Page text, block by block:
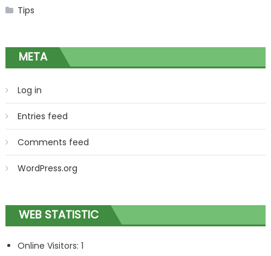
Tips
META
Log in
Entries feed
Comments feed
WordPress.org
WEB STATISTIC
Online Visitors: 1